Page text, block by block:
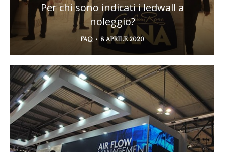
Per chi sono indicati i ledwall a
noleggio?
FAQ 8 APRILE 2020